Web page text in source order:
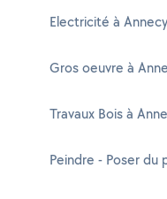
Electricité à Annecy
Gros oeuvre à
Travaux Bois à
Peindre - Poser du